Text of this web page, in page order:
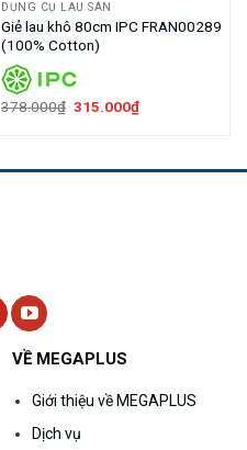
DỤNG CỤ LAU SÀN
Giẻ lau khô 80cm IPC FRAN00289
(100% Cotton)
378.000₫ Giá
315.000₫Giá
VỀ MEGAPLUS
Giới thiệu về MEGAPLUS
Dịch vụ